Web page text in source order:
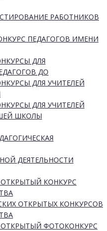
РАБОТНИКОВ
ПЕДАГОГОВ ИМЕНИ
ДЛЯ
ДО
ДЛЯ УЧИТЕЛЕЙ
ДЛЯ УЧИТЕЛЕЙ
ШКОЛЫ
ДЕЯТЕЛЬНОСТИ
КОНКУРС
ОТКРЫТЫХ КОНКУРСОВ
ФОТОКОНКУРС